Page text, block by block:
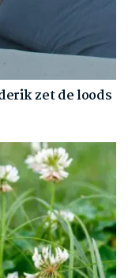
zet de loods